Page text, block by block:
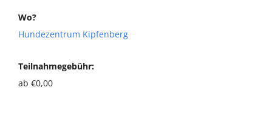
Ernährungsberatung
Wo?
Hundezentrum Kipfenberg
Teilnahmegebühr:
ab €0,00